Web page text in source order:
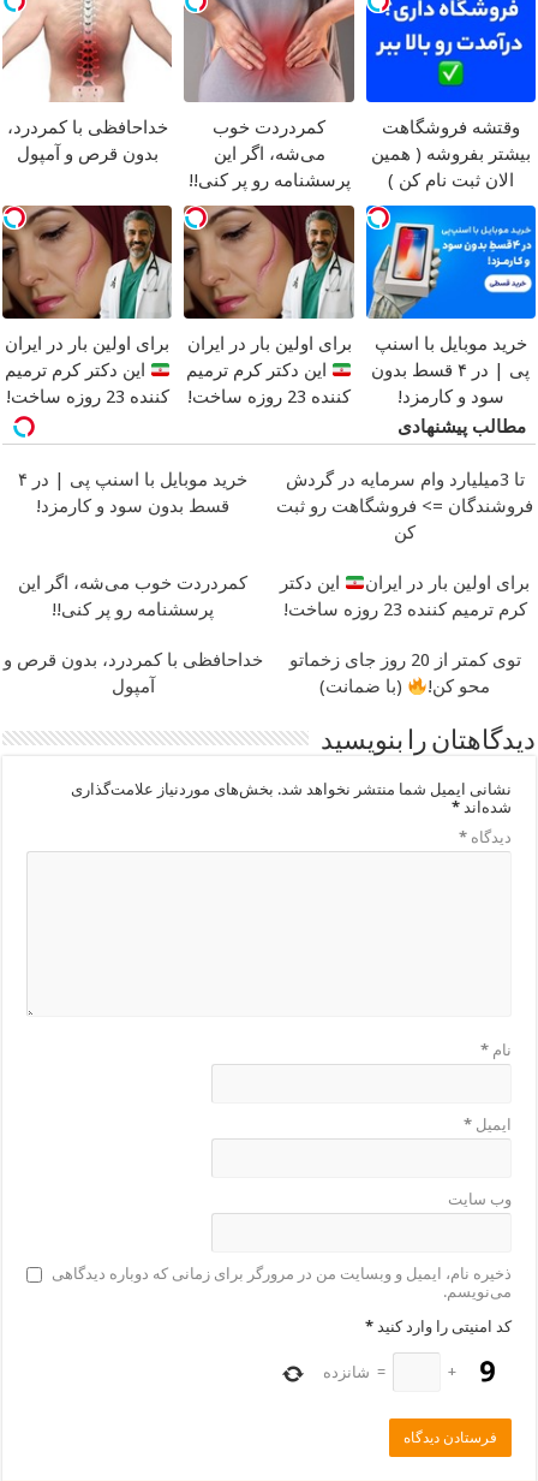
وقتشه فروشگاهت
بیشتر بفروشه ( همین
الان ثبت نام کن )
کمردردت خوب
می‌شه، اگر این
پرسشنامه رو پر کنی!!
خداحافظی با کمردرد،
بدون قرص و آمپول
خرید موبایل با اسنپ
پی | در ۴ قسط بدون
سود و کارمزد!
برای اولین بار در ایران
این دکتر کرم ترمیم
کننده 23 روزه ساخت!
برای اولین بار در ایران
این دکتر کرم ترمیم
کننده 23 روزه ساخت!
مطالب پیشنهادی
تا 3میلیارد وام سرمایه در گردش
فروشندگان => فروشگاهت رو ثبت
کن
خرید موبایل با اسنپ پی | در ۴
قسط بدون سود و کارمزد!
برای اولین بار در ایران
این دکتر
کرم ترمیم کننده 23 روزه ساخت!
کمردردت خوب می‌شه، اگر این
پرسشنامه رو پر کنی!!
توی کمتر از 20 روز جای زخماتو
محو کن!
(با ضمانت)
خداحافظی با کمردرد، بدون قرص و
آمپول
دیدگاهتان را بنویسید
نشانی ایمیل شما منتشر نخواهد شد. بخش‌های موردنیاز علامت‌گذاری
شده‌اند*
دیدگاه*
نام*
ایمیل*
وب‌ سایت
ذخیره نام، ایمیل و وبسایت من در مرورگر برای زمانی که دوباره دیدگاهی
می‌نویسم.
کد امنیتی را وارد کنید *
+
= شانزده